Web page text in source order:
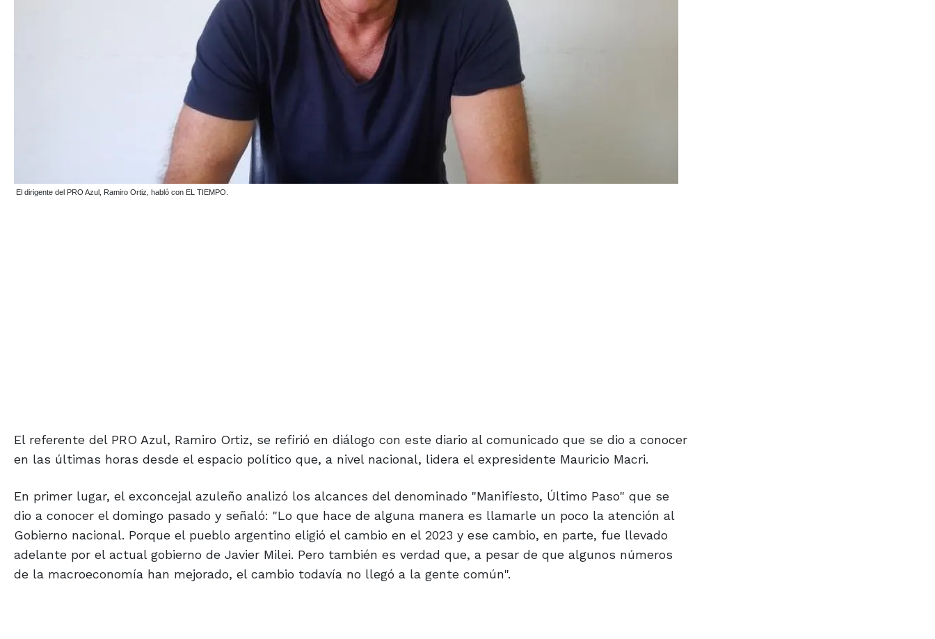
El dirigente del PRO Azul, Ramiro Ortiz, habló con EL TIEMPO.
El referente del PRO Azul, Ramiro Ortiz, se refirió en diálogo con este diario al comunicado que se dio a conocer
en las últimas horas desde el espacio político que, a nivel nacional, lidera el expresidente Mauricio Macri.
En primer lugar, el exconcejal azuleño analizó los alcances del denominado "Manifiesto, Último Paso" que se
dio a conocer el domingo pasado y señaló: "Lo que hace de alguna manera es llamarle un poco la atención al
Gobierno nacional. Porque el pueblo argentino eligió el cambio en el 2023 y ese cambio, en parte, fue llevado
adelante por el actual gobierno de Javier Milei. Pero también es verdad que, a pesar de que algunos números
de la macroeconomía han mejorado, el cambio todavía no llegó a la gente común".